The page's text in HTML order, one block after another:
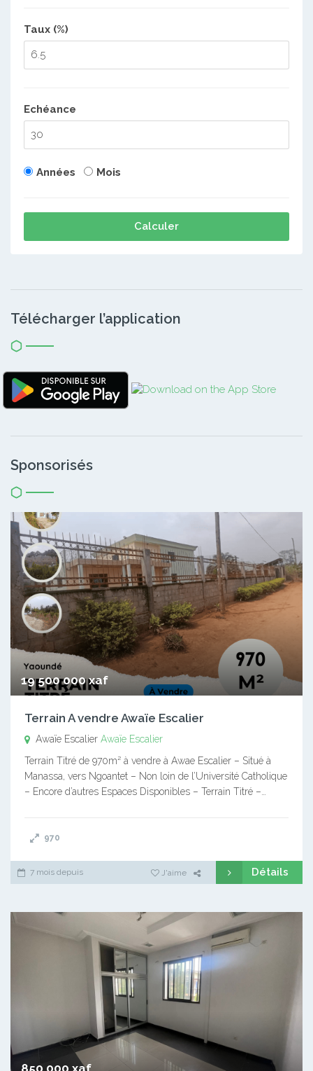
Taux (%)
Echéance
Années Mois
Calculer
Télécharger l’application
Sponsorisés
19 500 000 xaf
Terrain A vendre Awaïe Escalier
Awaïe Escalier Awaïe Escalier
Terrain Titré de 970m² à vendre à Awae Escalier – Situé à
Manassa, vers Ngoantet – Non loin de l’Université Catholique
– Encore d’autres Espaces Disponibles – Terrain Titré –…
970
7 mois depuis J'aime Détails
850 000 xaf